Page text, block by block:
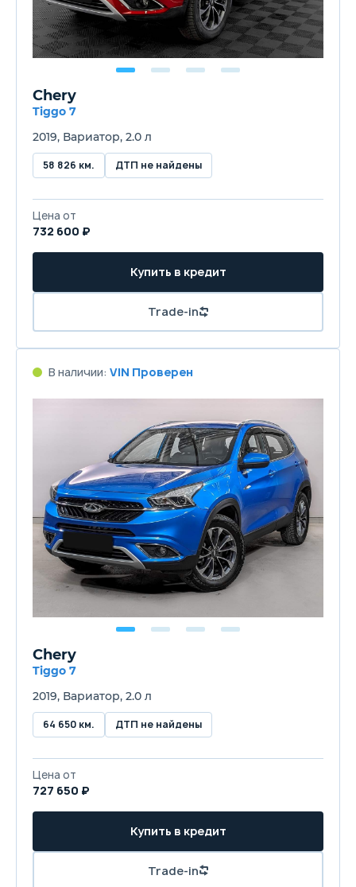
Chery
Tiggo 7
2019, Вариатор, 2.0 л
58 826 км. ДТП не найдены
Цена от
732 600 ₽
Купить в кредит
Trade-in
В наличии: VIN Проверен
Chery
Tiggo 7
2019, Вариатор, 2.0 л
64 650 км. ДТП не найдены
Цена от
727 650 ₽
Купить в кредит
Trade-in